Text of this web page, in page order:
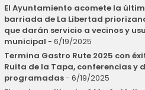
El Ayuntamiento acomete la
barriada de La Libertad
que darán servicio a vecinos y
municipal - 6/19/2025
Termina Gastro Rute 2025 con
Ruita de la Tapa, conferencias y
programadas- 6/19/2025